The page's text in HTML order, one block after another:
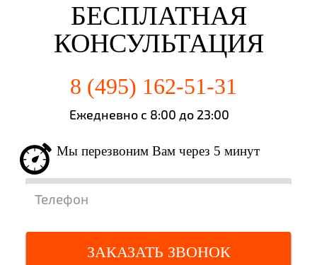
БЕСПЛАТНАЯ
КОНСУЛЬТАЦИЯ
8 (495) 162-51-31
Ежедневно с 8:00 до 23:00
Мы перезвоним Вам через 5 минут
ЗАКАЗАТЬ ЗВОНОК